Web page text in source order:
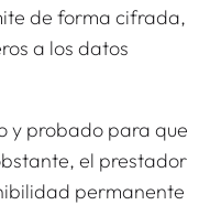
de forma cifrada,
a los datos
y probado para que
el prestador
permanente